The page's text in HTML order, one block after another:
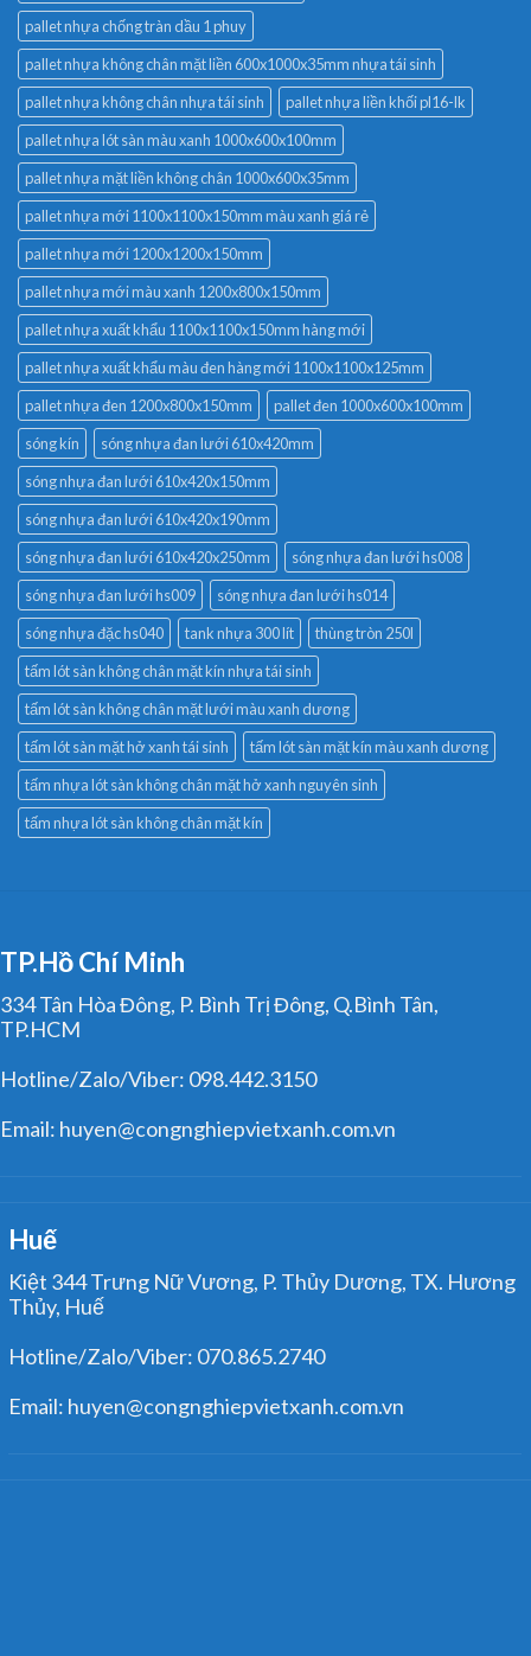
pallet nhựa chống tràn dầu 1 phuy
pallet nhựa không chân mặt liền 600x1000x35mm nhựa tái sinh
pallet nhựa không chân nhựa tái sinh
pallet nhựa liền khối pl16-lk
pallet nhựa lót sàn màu xanh 1000x600x100mm
pallet nhựa mặt liền không chân 1000x600x35mm
pallet nhựa mới 1100x1100x150mm màu xanh giá rẻ
pallet nhựa mới 1200x1200x150mm
pallet nhựa mới màu xanh 1200x800x150mm
pallet nhựa xuất khẩu 1100x1100x150mm hàng mới
pallet nhựa xuất khẩu màu đen hàng mới 1100x1100x125mm
pallet nhựa đen 1200x800x150mm
pallet đen 1000x600x100mm
sóng kín
sóng nhựa đan lưới 610x420mm
sóng nhựa đan lưới 610x420x150mm
sóng nhựa đan lưới 610x420x190mm
sóng nhựa đan lưới 610x420x250mm
sóng nhựa đan lưới hs008
sóng nhựa đan lưới hs009
sóng nhựa đan lưới hs014
sóng nhựa đặc hs040
tank nhựa 300 lít
thùng tròn 250l
tấm lót sàn không chân mặt kín nhựa tái sinh
tấm lót sàn không chân mặt lưới màu xanh dương
tấm lót sàn mặt hở xanh tái sinh
tấm lót sàn mặt kín màu xanh dương
tấm nhựa lót sàn không chân mặt hở xanh nguyên sinh
tấm nhựa lót sàn không chân mặt kín
TP.Hồ Chí Minh
334 Tân Hòa Đông, P. Bình Trị Đông, Q.Bình Tân,
TP.HCM
Hotline/Zalo/Viber: 098.442.3150
Email: huyen@congnghiepvietxanh.com.vn
Huế
Kiệt 344 Trưng Nữ Vương, P. Thủy Dương, TX. Hương
Thủy, Huế
Hotline/Zalo/Viber: 070.865.2740
Email: huyen@congnghiepvietxanh.com.vn